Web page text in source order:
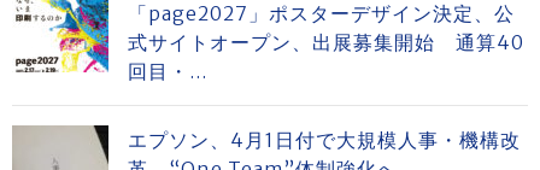
「page2027」ポスターデザイン決定、公
式サイトオープン、出展募集開始 通算40
回目・...
エプソン、4月1日付で大規模人事・機構改